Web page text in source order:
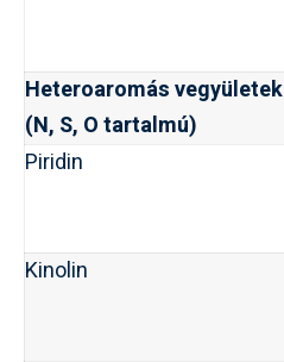
Heteroaromás vegyületek
(N, S, O tartalmú)
Piridin
Kinolin